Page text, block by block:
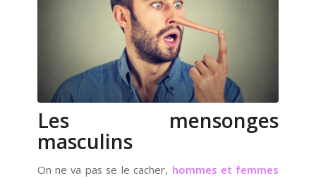
Les mensonges
masculins
On ne va pas se le cacher, hommes et femmes